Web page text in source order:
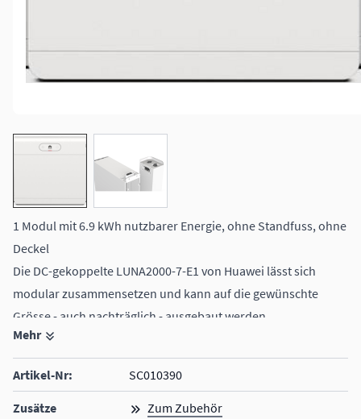
View larger image
1 Modul mit 6.9 kWh nutzbarer Energie, ohne Standfuss, ohne
Deckel
Die DC-gekoppelte LUNA2000-7-E1 von Huawei lässt sich
modular zusammensetzen und kann auf die gewünschte
Grösse - auch nachträglich - ausgebaut werden.
der Standfuss und der Deckel müssen sep. dazu bestellt
werden
bis zu 3 Module möglich
Gesamtkapazität bis zu 21 kWh bei 3 Modulen
Mehr
Artikel-Nr: SC010390
Zusätze Zum Zubehör